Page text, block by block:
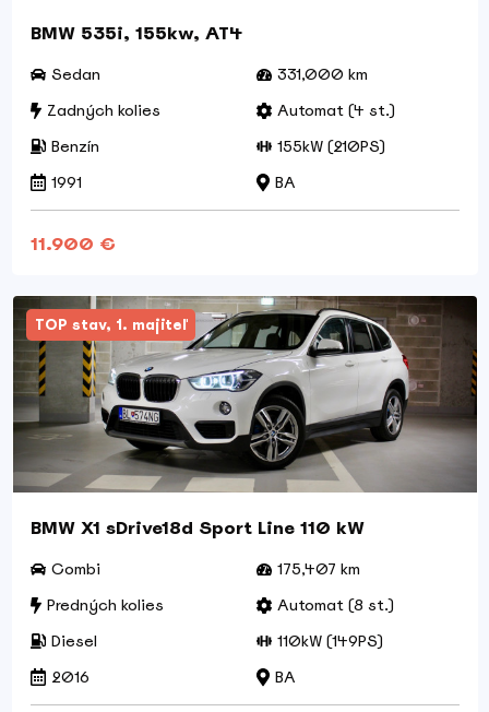
BMW 535i, 155kw, AT4
Sedan
331,000 km
Zadných kolies
Automat (4 st.)
Benzín
155kW (210PS)
1991
BA
11.900 €
TOP stav, 1. majiteľ
BMW X1 sDrive18d Sport Line 110 kW
Combi
175,407 km
Predných kolies
Automat (8 st.)
Diesel
110kW (149PS)
2016
BA